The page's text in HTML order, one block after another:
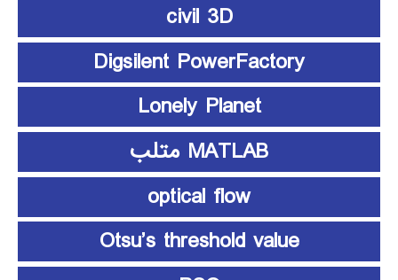
civil 3D
Digsilent PowerFactory
Lonely Planet
MATLAB متلب
optical flow
Otsu’s threshold value